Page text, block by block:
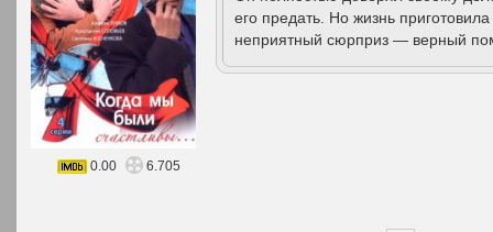
его предать. Но жизнь
неприятный сюрприз — верный
0.00 6.705